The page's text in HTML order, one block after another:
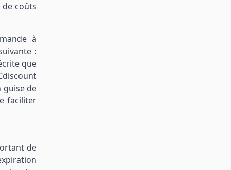
coûts
à
:
que
guise de
faciliter
de